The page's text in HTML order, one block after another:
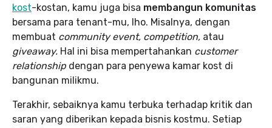
kost-kostan, kamu juga bisa membangun komunitas
bersama para tenant-mu, lho. Misalnya, dengan
membuat community event, competition, atau
giveaway. Hal ini bisa mempertahankan customer
relationship dengan para penyewa kamar kost di
bangunan milikmu.
Terakhir, sebaiknya kamu terbuka terhadap kritik dan
saran yang diberikan kepada bisnis kostmu. Setiap